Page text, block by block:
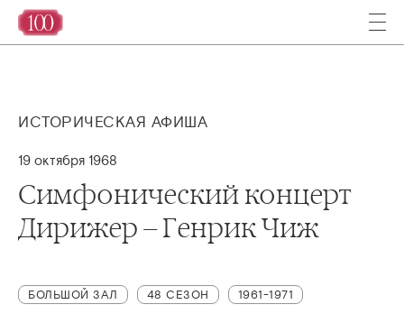
ИСТОРИЧЕСКАЯ АФИША
19 октября 1968
Симфонический концерт
Дирижер – Генрик Чиж
БОЛЬШОЙ ЗАЛ 48 СЕЗОН 1961-1971